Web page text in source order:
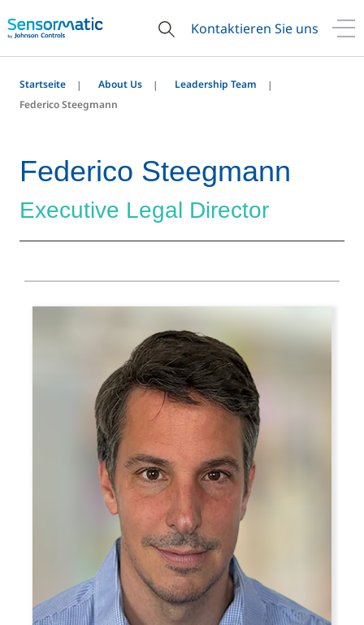
Kontaktieren Sie uns
Startseite About Us
Leadership Team
Federico Steegmann
Federico Steegmann
Executive Legal Director